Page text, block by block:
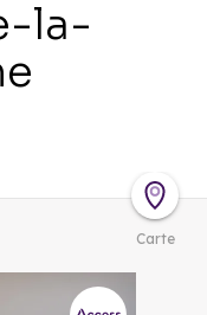
la-
Carte